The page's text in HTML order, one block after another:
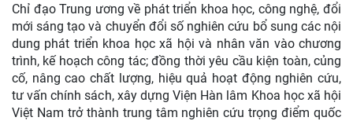
Chỉ đạo Trung ương về phát triển khoa học, công nghệ, đổi
mới sáng tạo và chuyển đổi số nghiên cứu bổ sung các nội
dung phát triển khoa học xã hội và nhân văn vào chương
trình, kế hoạch công tác; đồng thời yêu cầu kiện toàn, củng
cố, nâng cao chất lượng, hiệu quả hoạt động nghiên cứu,
tư vấn chính sách, xây dựng Viện Hàn lâm Khoa học xã hội
Việt Nam trở thành trung tâm nghiên cứu trọng điểm quốc